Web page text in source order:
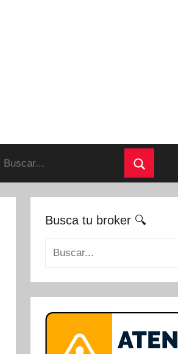
Buscar:
Buscar
Busca tu broker 🔍
Buscar: